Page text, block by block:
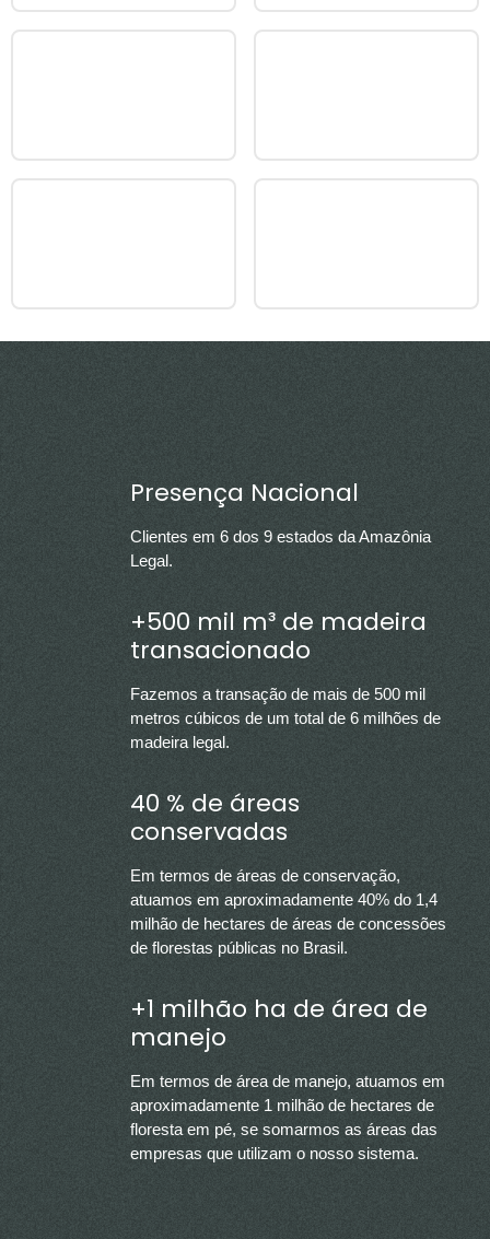
Presença Nacional
Clientes em 6 dos 9 estados da Amazônia
Legal.
+500 mil m³ de madeira
transacionado
Fazemos a transação de mais de 500 mil
metros cúbicos de um total de 6 milhões de
madeira legal.
40 % de áreas
conservadas
Em termos de áreas de conservação,
atuamos em aproximadamente 40% do 1,4
milhão de hectares de áreas de concessões
de florestas públicas no Brasil.
+1 milhão ha de área de
manejo
Em termos de área de manejo, atuamos em
aproximadamente 1 milhão de hectares de
floresta em pé, se somarmos as áreas das
empresas que utilizam o nosso sistema.